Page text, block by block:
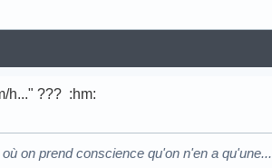
h..." ??? :hm:
on prend conscience qu'on n'en a qu'une...